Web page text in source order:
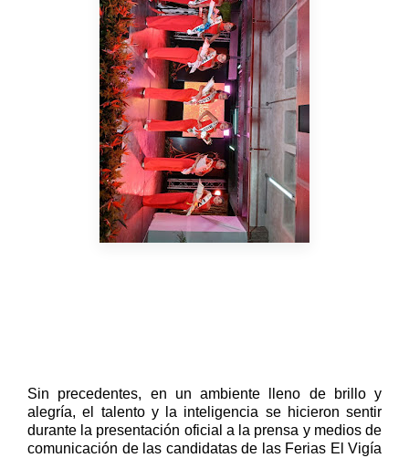
Sin precedentes, en un ambiente lleno de brillo y
alegría, el talento y la inteligencia se hicieron sentir
durante la presentación oficial a la prensa y medios de
comunicación de las candidatas de las Ferias El Vigía